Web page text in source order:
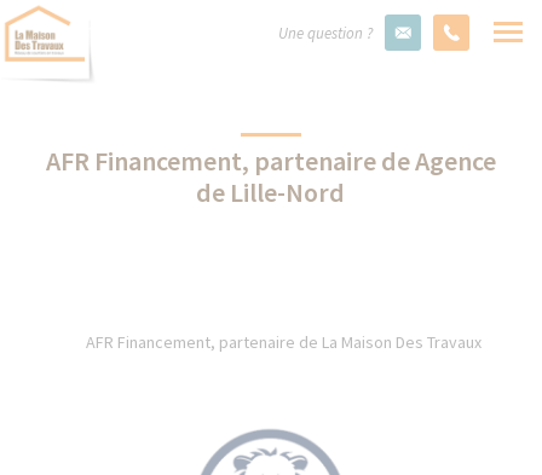
Une question ?
AFR Financement, partenaire de Agence
de Lille-Nord
AFR Financement, partenaire de La Maison Des Travaux